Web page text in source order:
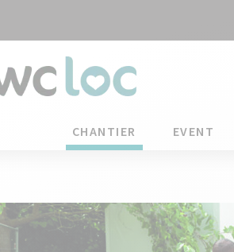
CHANTIER EVENT